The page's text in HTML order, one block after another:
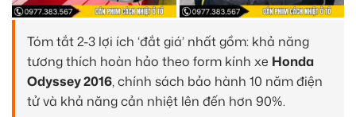
Tóm tắt 2-3 lợi ích ‘đắt giá’ nhất gồm: khả năng
tương thích hoàn hảo theo form kính xe Honda
Odyssey 2016, chính sách bảo hành 10 năm điện
tử và khả năng cản nhiệt lên đến hơn 90%.